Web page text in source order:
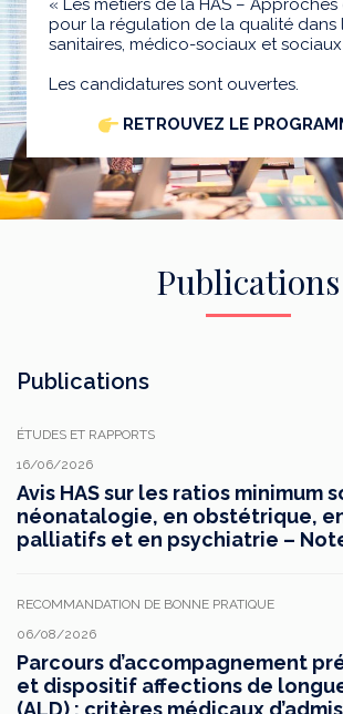
« Les métiers de la HAS –
pour la régulation de la qualité dans
sanitaires, médico-sociaux et
Les candidatures sont ouvertes.
RETROUVEZ LE
Publications
Publications
ÉTUDES ET RAPPORTS
16/06/2026
Avis HAS sur les ratios minimum
néonatalogie, en obstétrique,
palliatifs et en psychiatrie –
RECOMMANDATION DE BONNE PRATIQUE
06/08/2026
Parcours d’accompagnement
et dispositif affections de
(ALD) : critères médicaux